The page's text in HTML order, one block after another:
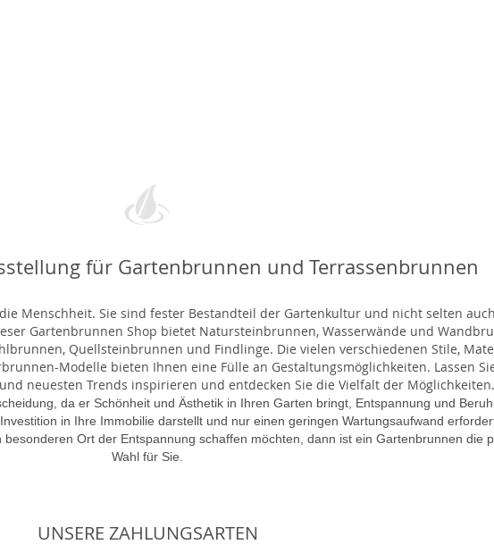
für Gartenbrunnen und Terrassenbrunnen
Menschheit. Sie sind fester Bestandteil der Gartenkultur und nicht selten
Gartenbrunnen Shop bietet Natursteinbrunnen, Wasserwände und
Quellsteinbrunnen und Findlinge. Die vielen verschiedenen Stile,
Modelle bieten Ihnen eine Fülle an Gestaltungsmöglichkeiten. Lassen
neuesten Trends inspirieren und entdecken Sie die Vielfalt der
da er Schönheit und Ästhetik in Ihren Garten bringt, Entspannung und
in Ihre Immobilie darstellt und nur einen geringen Wartungsaufwand
Ort der Entspannung schaffen möchten, dann ist ein Gartenbrunnen die
Wahl für Sie.
UNSERE ZAHLUNGSARTEN